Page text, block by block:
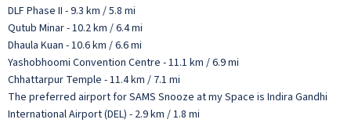
DLF Phase II - 9.3 km / 5.8 mi
Qutub Minar - 10.2 km / 6.4 mi
Dhaula Kuan - 10.6 km / 6.6 mi
Yashobhoomi Convention Centre - 11.1 km / 6.9 mi
Chhattarpur Temple - 11.4 km / 7.1 mi
The preferred airport for SAMS Snooze at my Space is Indira Gandhi
International Airport (DEL) - 2.9 km / 1.8 mi